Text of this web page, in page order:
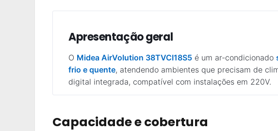
Apresentação geral
O Midea AirVolution 38TVCI18S5 é um ar-condicionado
frio e quente, atendendo ambientes que precisam de
digital integrada, compatível com instalações em 220V.
Capacidade e cobertura